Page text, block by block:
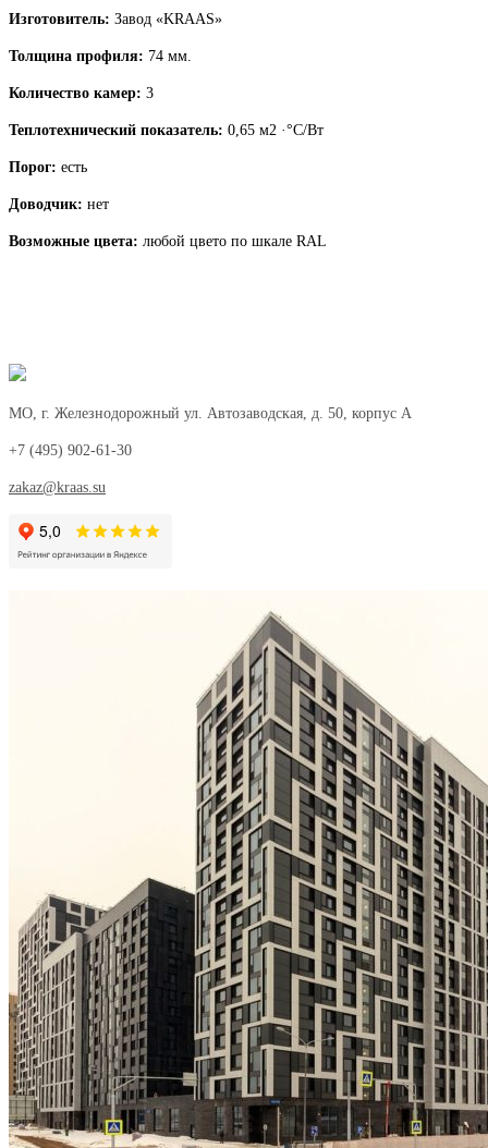
Изготовитель: Завод «KRAAS»
Толщина профиля: 74 мм.
Количество камер: 3
Теплотехнический показатель: 0,65 м2 ·°С/Вт
Порог: есть
Доводчик: нет
Возможные цвета: любой цвето по шкале RAL
МО, г. Железнодорожный ул. Автозаводская, д. 50, корпус А
+7 (495) 902-61-30
zakaz@kraas.su